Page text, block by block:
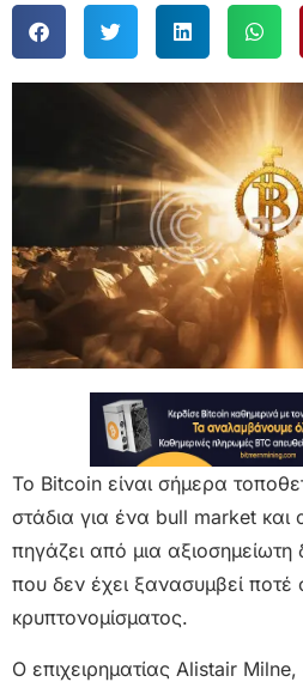
Το Bitcoin είναι σήμερα
στάδια για ένα bull market και
πηγάζει από μια αξιοσημείωτη
που δεν έχει ξανασυμβεί ποτέ
κρυπτονομίσματος.
Ο επιχειρηματίας Alistair